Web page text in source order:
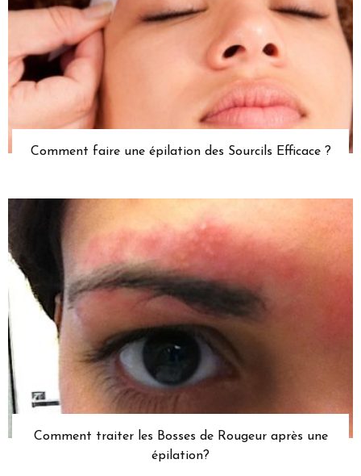
Comment faire une épilation des Sourcils Efficace ?
Comment traiter les Bosses de Rougeur après une
épilation?